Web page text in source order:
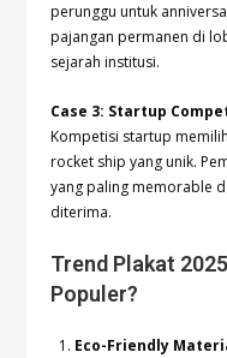
perunggu untuk
pajangan permanen di
sejarah institusi.
Case 3: Startup
Kompetisi startup
rocket ship yang unik.
yang paling memorable
diterima.
Trend Plakat
Populer?
Eco-Friendly